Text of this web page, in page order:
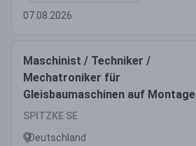
07.08.2026
Maschinist / Techniker /
Mechatroniker für
Gleisbaumaschinen auf Montage
bundesweit (m/w/d)
SPITZKE SE
Deutschland